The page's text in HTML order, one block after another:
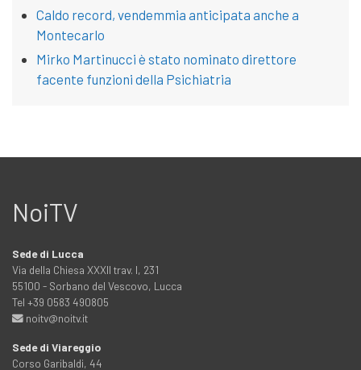
Caldo record, vendemmia anticipata anche a
Montecarlo
Mirko Martinucci è stato nominato direttore
facente funzioni della Psichiatria
NoiTV
Sede di Lucca
Via della Chiesa XXXII trav. I, 231
55100 - Sorbano del Vescovo, Lucca
Tel +39 0583 490805
noitv@noitv.it
Sede di Viareggio
Corso Garibaldi, 44